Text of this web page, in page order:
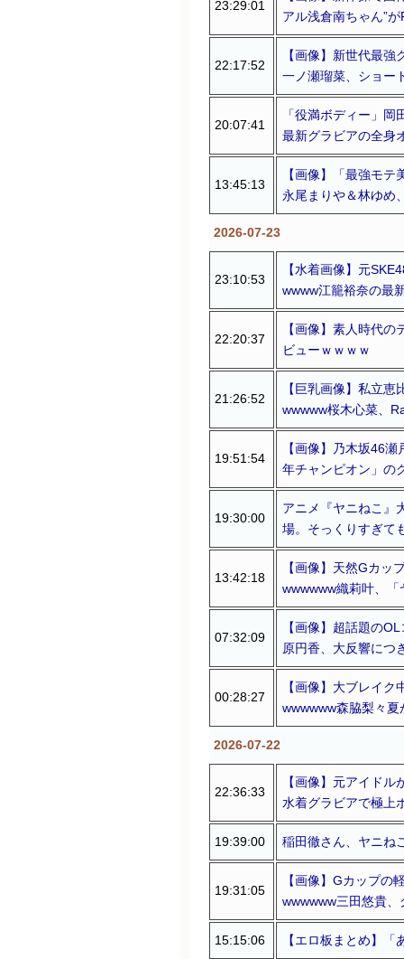
23:29:01
アル浅倉南ちゃん”
22:17:52
【画像】新世代最
一ノ瀬瑠菜、ショー
20:07:41
「役満ボディー」
最新グラビアの全身
13:45:13
【画像】「最強モ
永尾まりや＆林ゆめ
2026-07-23
23:10:53
【水着画像】元
wwww江籠裕奈の最
22:20:37
【画像】素人時代
ビューｗｗｗｗ
21:26:52
【巨乳画像】私立
wwwww桜木心菜、
19:51:54
【画像】乃木坂46
年チャンピオン」の
19:30:00
アニメ『ヤニねこ』
場。そっくりすぎて
13:42:18
【画像】天然Gカッ
wwwwww織莉叶、
07:32:09
【画像】超話題の
原円香、大反響につ
00:28:27
【画像】大ブレイ
wwwwww森脇梨々
2026-07-22
22:36:33
【画像】元アイド
水着グラビアで極上
19:39:00 稲田徹さん、ヤニね
19:31:05
【画像】Gカップの
wwwwww三田悠貴
15:15:06 【エロ板まとめ】